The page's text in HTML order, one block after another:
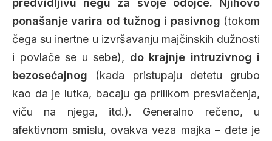
predvidljivu negu za svoje odojče. Njihovo
ponašanje varira od tužnog i pasivnog (tokom
čega su inertne u izvršavanju majčinskih dužnosti
i povlače se u sebe), do krajnje intruzivnog i
bezosećajnog (kada pristupaju detetu grubo
kao da je lutka, bacaju ga prilikom presvlačenja,
viču na njega, itd.). Generalno rečeno, u
afektivnom smislu, ovakva veza majka – dete je